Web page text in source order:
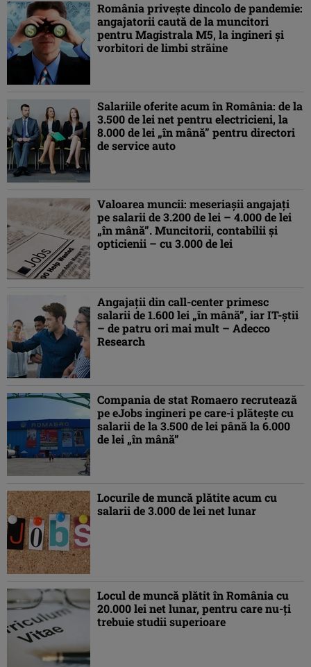
România priveşte dincolo de pandemie:
angajatorii caută de la muncitori
pentru Magistrala M5, la ingineri şi
vorbitori de limbi străine
Salariile oferite acum în România: de la
3.500 de lei net pentru electricieni, la
8.000 de lei „în mână” pentru directori
de service auto
Valoarea muncii: meseriaşii angajaţi
pe salarii de 3.200 de lei – 4.000 de lei
„în mână”. Muncitorii, contabilii şi
opticienii – cu 3.000 de lei
Angajaţii din call-center primesc
salarii de 1.600 lei „în mână”, iar IT-ştii
– de patru ori mai mult – Adecco
Research
Compania de stat Romaero recrutează
pe eJobs ingineri pe care-i plăteşte cu
salarii de la 3.500 de lei până la 6.000
de lei „în mână”
Locurile de muncă plătite acum cu
salarii de 3.000 de lei net lunar
Locul de muncă plătit în România cu
20.000 lei net lunar, pentru care nu-ţi
trebuie studii superioare